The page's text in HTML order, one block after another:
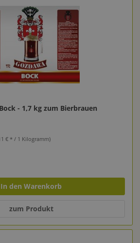
- 1,7 kg zum Bierbrauen
€ * / 1 Kilogramm)
In den Warenkorb
zum Produkt